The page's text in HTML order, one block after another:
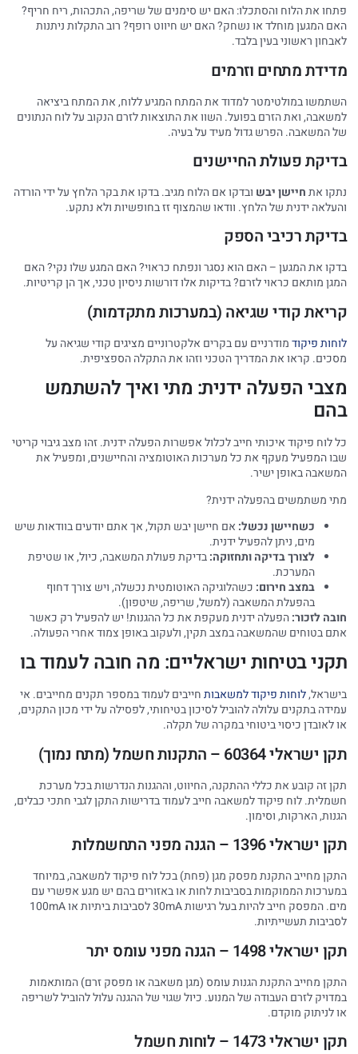
פתחו את הלוח והסתכלו: האם יש סימנים של שריפה, התכהות, ריח חריף?
האם המגען מוחלד או נשחק? האם יש חיווט רופף? רוב התקלות ניתנות
לאבחון ראשוני בעין בלבד.
מדידת מתחים וזרמים
השתמשו במולטימטר למדוד את המתח המגיע ללוח, את המתח ביציאה
למשאבה, ואת הזרם בפועל. השוו את התוצאות לזרם הנקוב על לוח הנתונים
של המשאבה. הפרש גדול מעיד על בעיה.
בדיקת פעולת החיישנים
נתקו אתחיישן יבש ובדקו אם הלוח מגיב. בדקו את בקר הלחץ על ידי הורדה
והעלאה ידנית של הלחץ. וודאו שהמצוף זז בחופשיות ולא נתקע.
בדיקת רכיבי הספק
בדקו את המגען – האם הוא נסגר ונפתח כראוי? האם המגע שלו נקי? האם
המגן מותאם כראוי לזרם? בדיקות אלו דורשות ניסיון טכני, אך הן קריטיות.
קריאת קודי שגיאה (במערכות מתקדמות)
לוחות פיקודמודרניים עם בקרים אלקטרוניים מציגים קודי שגיאה על
מסכים. קראו את המדריך הטכני וזהו את התקלה הספציפית.
מצבי הפעלה ידנית: מתי ואיך להשתמש
בהם
כל לוח פיקוד איכותי חייב לכלול אפשרות הפעלה ידנית. זהו מצב גיבוי קריטי
שבו המפעיל מעקף את כל מערכות האוטומציה והחיישנים, ומפעיל את
המשאבה באופן ישיר.
מתי משתמשים בהפעלה ידנית?
כשחיישן נכשל: אם חיישן יבש תקול, אך אתם יודעים בוודאות שיש
מים, ניתן להפעיל ידנית.
לצורך בדיקה ותחזוקה:בדיקת פעולת המשאבה, כיול, או שטיפת
המערכת.
במצב חירום: כשהלוגיקה האוטומטית נכשלה, ויש צורך דחוף
בהפעלת המשאבה (למשל, שריפה, שיטפון).
חובה לזכור:הפעלה ידנית מעקפת את כל ההגנות! יש להפעיל רק כאשר
אתם בטוחים שהמשאבה במצב תקין, ולעקוב באופן צמוד אחרי הפעולה.
תקני בטיחות ישראליים: מה חובה לעמוד בו
בישראל,לוחות פיקוד למשאבותחייבים לעמוד במספר תקנים מחייבים. אי
עמידה בתקנים עלולה להוביל לסיכון בטיחותי, לפסילה על ידי מכון התקנים,
או לאובדן כיסוי ביטוחי במקרה של תקלה.
תקן ישראלי 60364 – התקנות חשמל (מתח נמוך)
תקן זה קובע את כללי ההתקנה, החיווט, וההגנות הנדרשות בכל מערכת
חשמלית. לוח פיקוד למשאבה חייב לעמוד בדרישות התקן לגבי חתכי כבלים,
הגנות, הארקות, וסימון.
תקן ישראלי 1396 – הגנה מפני התחשמלות
התקן מחייב התקנת מפסק מגן (פחת) בכל לוח פיקוד למשאבה, במיוחד
במערכות הממוקמות בסביבות לחות או באזורים בהם יש מגע אפשרי עם
מים. המפסק חייב להיות בעל רגישות 30mA לסביבות ביתיות או 100mA
לסביבות תעשייתיות.
תקן ישראלי 1498 – הגנה מפני עומס יתר
התקן מחייב התקנת הגנות עומס (מגן משאבה או מפסק זרם) המותאמות
במדויק לזרם העבודה של המנוע. כיול שגוי של ההגנה עלול להוביל לשריפה
או לניתוק מוקדם.
תקן ישראלי 1473 – לוחות חשמל